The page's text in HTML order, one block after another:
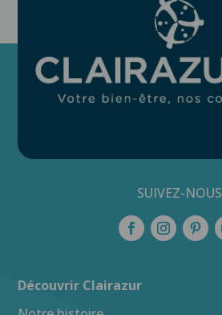
SUIVEZ-NOUS
Découvrir Clairazur